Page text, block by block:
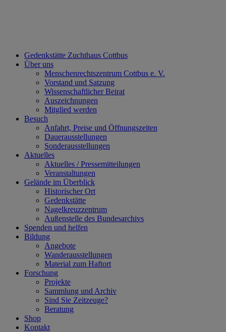
Gedenkstätte Zuchthaus Cottbus
Über uns
Menschenrechtszentrum Cottbus e. V.
Vorstand und Satzung
Wissenschaftlicher Beirat
Auszeichnungen
Mitglied werden
Besuch
Anfahrt, Preise und Öffnungszeiten
Dauerausstellungen
Sonderausstellungen
Aktuelles
Aktuelles / Pressemitteilungen
Veranstaltungen
Gelände im Überblick
Historischer Ort
Gedenkstätte
Nagelkreuzzentrum
Außenstelle des Bundesarchivs
Spenden und helfen
Bildung
Angebote
Wanderausstellungen
Material zum Haftort
Forschung
Projekte
Sammlung und Archiv
Sind Sie Zeitzeuge?
Beratung
Shop
Kontakt